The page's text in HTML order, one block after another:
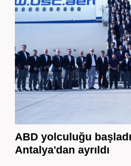
ABD yolculuğu
Antalya'dan ayrıldı